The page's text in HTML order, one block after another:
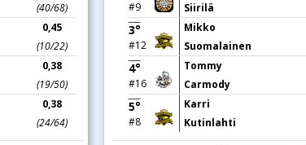
(40/68)
0,45
(10/22)
0,38
(19/50)
0,38
(24/64)
#9
Siirilä
3°
#12
Mikko
Suomalainen
4°
#16
Tommy
Carmody
5°
#8
Karri
Kutinlahti